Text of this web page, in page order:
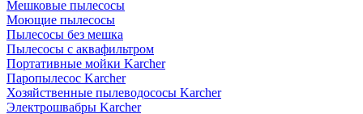
Мешковые пылесосы
Моющие пылесосы
Пылесосы без мешка
Пылесосы с аквафильтром
Портативные мойки Karcher
Паропылесос Karcher
Хозяйственные пылеводососы Karcher
Электрошвабры Karcher